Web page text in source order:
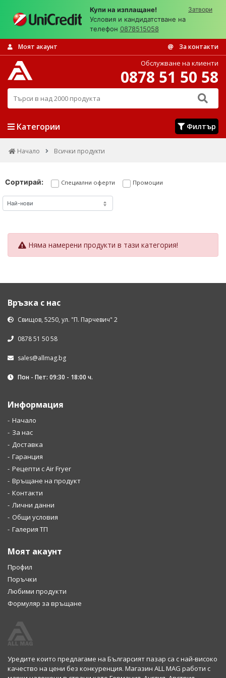
Купи на изплащане!
Условия и кандидатстване на
телефон 0878515058
Затвори
Моят акаунт За контакти
Търси в над 2000 продукта
Обслужване на клиенти
0878 51 50 58
Категории Филтър
Начало Всички продукти
Сортирай: Специални оферти Промоции
Няма намерени продукти в тази категория!
Връзка с нас
Свищов, 5250, ул. "П. Парчевич" 2
0878 51 50 58
sales@allmag.bg
Пон - Пет: 09:30 - 18:00 ч.
Информация
Начало
За нас
Доставка
Гаранция
Рецепти с Air Fryer
Връщане на продукт
Контакти
Лични данни
Общи условия
Галерия ТП
Моят акаунт
Профил
Поръчки
Любими продукти
Формуляр за връщане
Уредите които предлагаме на Българсият пазар са с най-високо
качество на цени без конкуренция. Магазин ALL MAG работи с